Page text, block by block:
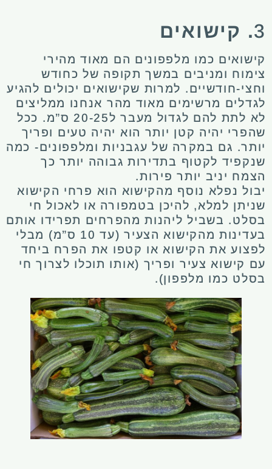
3. קישואים
קישואים כמו מלפפונים הם מאוד מהירי
צימוח ומניבים במשך תקופה של כחודש
וחצי-חודשיים. למרות שקישואים יכולים להגיע
לגדלים מרשימים מאוד מהר אנחנו ממליצים
לא לתת להם לגדול מעבר ל20-25 ס”מ. ככל
שהפרי יהיה קטן יותר הוא יהיה טעים ופריך
יותר. גם במקרה של עגבניות ומלפפונים- כמה
שנקפיד לקטוף בתדירות גבוהה יותר כך
הצמח יניב יותר פירות.
יבול נפלא נוסף מהקישוא הוא פרחי הקישוא
שניתן למלא, להיכן בטמפורה או לאכול חי
בסלט. בשביל ליהנות מהפרחים תפרידו אותם
בעדינות מהקישוא הצעיר (עד 10 ס”מ) מבלי
לפצוע את הקישוא או קטפו את הפרח ביחד
עם קישוא צעיר ופריך (אותו תוכלו לצרוך חי
בסלט כמו מלפפון).